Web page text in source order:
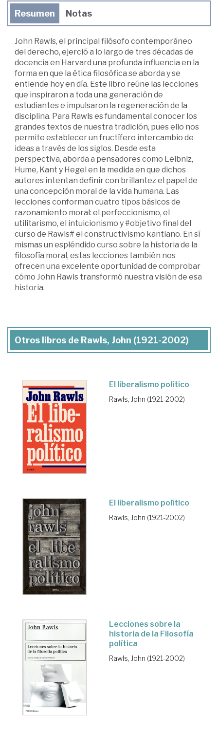
Resumen Notas
John Rawls, el principal filósofo contemporáneo
del derecho, ejerció a lo largo de tres décadas de
docencia en Harvard una profunda influencia en la
forma en que la ética filosófica se aborda y se
entiende hoy en día. Este libro reúne las lecciones
que inspiraron a toda una generación de
estudiantes e impulsaron la regeneración de la
disciplina. Para Rawls es fundamental conocer los
grandes textos de nuestra tradición, pues ello nos
permite establecer un fructífero intercambio de
ideas a través de los siglos. Desde esta
perspectiva, aborda a pensadores como Leibniz,
Hume, Kant y Hegel en la medida en que dichos
autores intentan definir con brillantez el papel de
una concepción moral de la vida humana. Las
lecciones conforman cuatro tipos básicos de
razonamiento moral: el perfeccionismo, el
utilitarismo, el intuicionismo y #objetivo final del
curso de Rawls# el constructivismo kantiano. En sí
mismas un espléndido curso sobre la historia de la
filosofía moral, estas lecciones también nos
ofrecen una excelente oportunidad de comprobar
cómo John Rawls transformó nuestra visión de esa
historia.
Otros libros de Rawls, John (1921-2002)
El liberalismo político
Rawls, John (1921-2002)
El liberalismo político
Rawls, John (1921-2002)
Lecciones sobre la
historia de la Filosofía
política
Rawls, John (1921-2002)